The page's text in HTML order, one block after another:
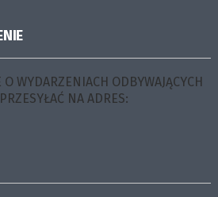
WYDARZENIACH ODBYWAJĄCYCH
NA ADRES: